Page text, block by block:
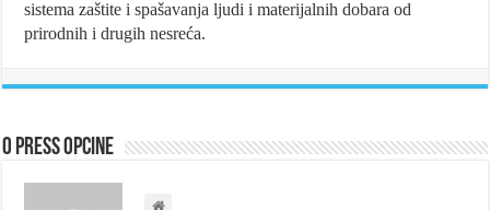
sistema zaštite i spašavanja ljudi i materijalnih dobara od
prirodnih i drugih nesreća.
O Press Opcine